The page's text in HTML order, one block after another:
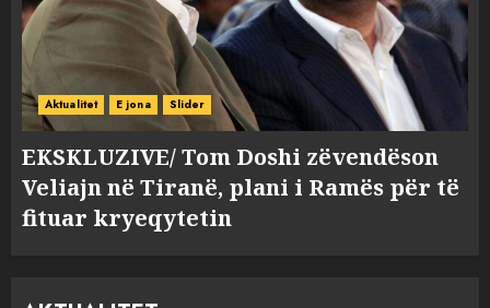
Aktualitet E jona Slider
EKSKLUZIVE/ Tom Doshi zëvendëson
Veliajn në Tiranë, plani i Ramës për të
fituar kryeqytetin